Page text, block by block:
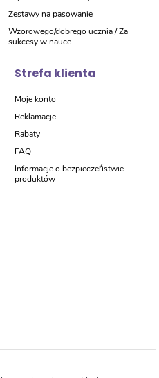
Zestawy na pasowanie
Wzorowego/dobrego ucznia / Za
sukcesy w nauce
Strefa klienta
Moje konto
Reklamacje
Rabaty
FAQ
Informacje o bezpieczeństwie
produktów